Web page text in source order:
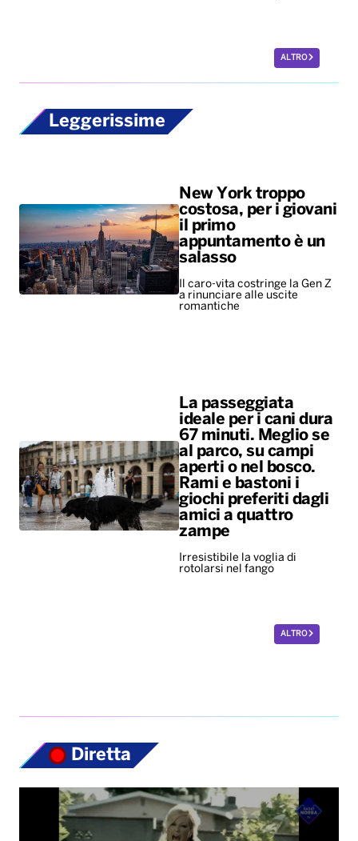
ALTRO
Leggerissime
New York troppo
costosa, per i giovani
il primo
appuntamento è un
salasso
Il caro-vita costringe la Gen Z
a rinunciare alle uscite
romantiche
La passeggiata
ideale per i cani dura
67 minuti. Meglio se
al parco, su campi
aperti o nel bosco.
Rami e bastoni i
giochi preferiti dagli
amici a quattro
zampe
Irresistibile la voglia di
rotolarsi nel fango
ALTRO
Diretta